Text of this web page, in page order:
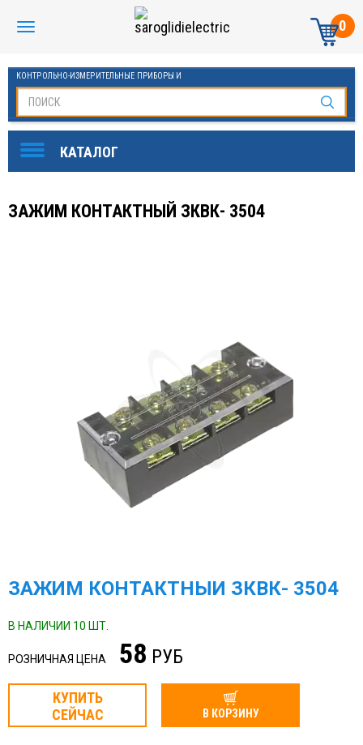
0
КОНТРОЛЬНО-ИЗМЕРИТЕЛЬНЫЕ ПРИБОРЫ И
ЗАЖИМ КОНТАКТНЫЙ ЗКВК- 3504
ЗАЖИМ КОНТАКТНЫЙ ЗКВК- 3504
В НАЛИЧИИ 10 ШТ.
РОЗНИЧНАЯ ЦЕНА 58 РУБ
КУПИТЬ
СЕЙЧАС
В КОРЗИНУ